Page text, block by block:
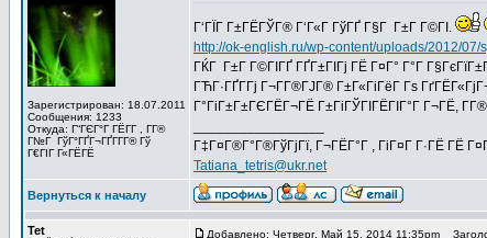
Зарегистрирован: 18.07.2011
Сообщения: 1233
Откуда: Г“ГЄГ°Г ГЁГ­Г , Г­Г®
Г№Г ГўГ°ГҐГ¬ГҐГ­Г­Г® Гў
Г€ГІГ Г«ГЁГЁ
Г‘ГЇГ Г±ГЁГЎГ® Г‘Г«Г ГўГҐ Г§Г Г±Г Г©ГІ.
http://ok-english.ru/wp-content/uploads/2012/
ГЌГ Г±Г Г©ГІГҐ ГҐГ±ГІГј ГЁ Г¤Г° Г°Г
ГЋГ·ГҐГ­Гј Г¬Г­Г®ГЈГ® Г±Г«ГіГёГ Гѕ
Г°ГіГ±Г±ГЄГЁГ¬ГЁ Г±ГіГЎГІГЁГІГ°Г Г¬ГЁ,
Г‡Г¤Г®Г°Г®ГўГјГї, Г¬ГЁГ°Г , ГіГ¤Г Г·ГЁ ГЁ
Tatiana_tetris@ukr.net
Вернуться к началу
Tet Добавлено: Четверг, Май 15, 2014 11:35pm